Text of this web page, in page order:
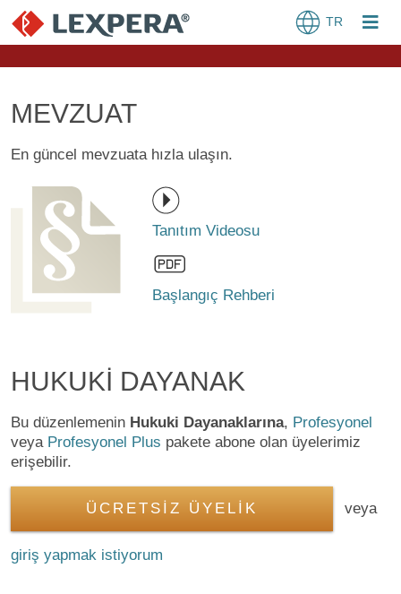
TR
MEVZUAT
En güncel mevzuata hızla ulaşın.
Tanıtım Videosu
Başlangıç Rehberi
HUKUKİ DAYANAK
Bu düzenlemenin Hukuki Dayanaklarına, Profesyonel
veya Profesyonel Plus pakete abone olan üyelerimiz
erişebilir.
ÜCRETSİZ ÜYELİK veya
giriş yapmak istiyorum